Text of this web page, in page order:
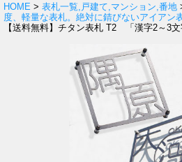
HOME > 表札一覧,戸建て,マンション,番地
度、軽量な表札。絶対に錆びないアイアン
【送料無料】チタン表札 T2 「漢字2～3文